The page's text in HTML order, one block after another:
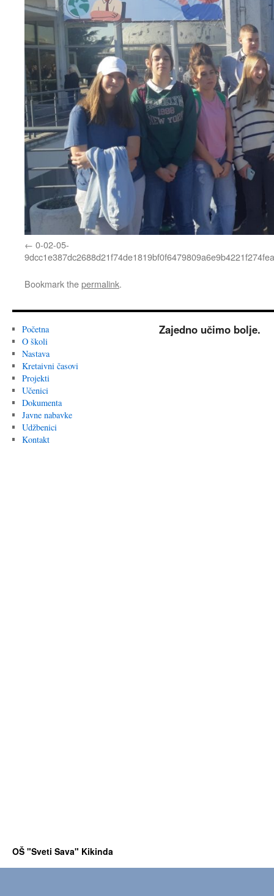
0-02-05-
Bookmark thepermalink.
Početna
O školi
Nastava
Kretaivni časovi
Projekti
Učenici
Dokumenta
Javne nabavke
Udžbenici
Kontakt
Zajedno učimo bolje.
OŠ "Sveti Sava" Kikinda